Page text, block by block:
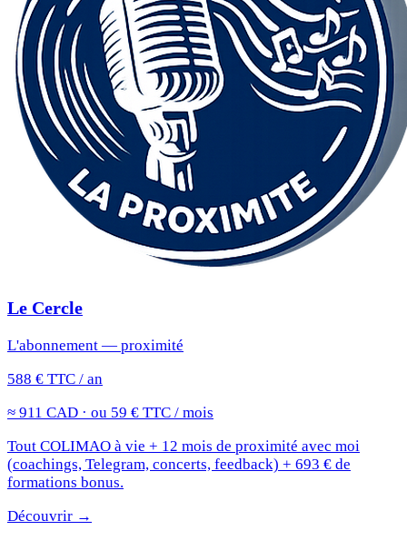
Le Cercle
L'abonnement — proximité
588 € TTC / an
≈ 911 CAD · ou 59 € TTC / mois
Tout COLIMAO à vie + 12 mois de proximité avec moi
(coachings, Telegram, concerts, feedback) + 693 € de
formations bonus.
Découvrir →